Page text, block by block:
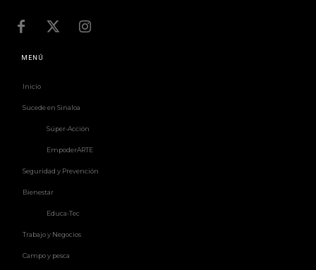
MENÚ
Inicio
Sucede en Sinaloa
Súper-Acción
EmpoderARTE
Seguridad y Prevención
Bienestar
Educa-Tec
Trabajo y Negocios
Campo y pesca